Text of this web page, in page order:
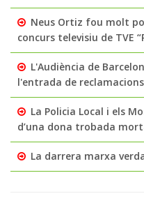
Neus Ortiz fou molt
concurs televisiu de TVE
L'Audiència de
l'entrada de
La Policia Local i els
d’una dona trobada
La darrera marxa